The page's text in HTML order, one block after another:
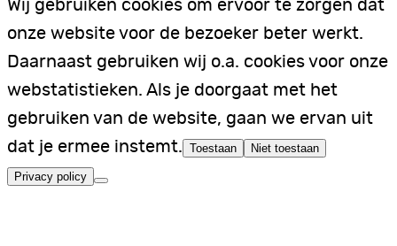
Wij gebruiken cookies om ervoor te zorgen dat
onze website voor de bezoeker beter werkt.
Daarnaast gebruiken wij o.a. cookies voor onze
webstatistieken. Als je doorgaat met het
gebruiken van de website, gaan we ervan uit
dat je ermee instemt. Toestaan Niet toestaan
Privacy policy